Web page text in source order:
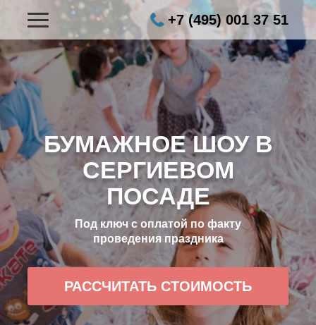
+7 (495) 001 37 51
БУМАЖНОЕ ШОУ В
СЕРГИЕВОМ
ПОСАДЕ
Под ключ с оплатой по факту
проведения праздника
РАССЧИТАТЬ СТОИМОСТЬ